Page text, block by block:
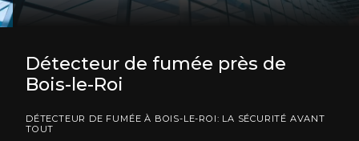
Détecteur de fumée près de
Bois-le-Roi
DÉTECTEUR DE FUMÉE À BOIS-LE-ROI: LA SÉCURITÉ AVANT
TOUT